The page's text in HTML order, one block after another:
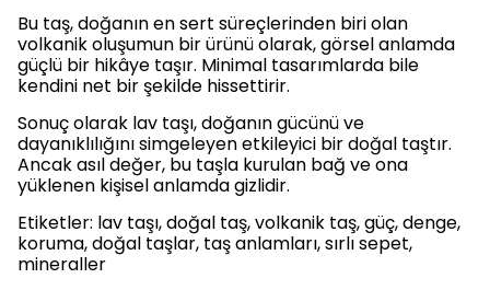
Bu taş, doğanın en sert süreçlerinden biri olan
volkanik oluşumun bir ürünü olarak, görsel anlamda
güçlü bir hikâye taşır. Minimal tasarımlarda bile
kendini net bir şekilde hissettirir.
Sonuç olarak lav taşı, doğanın gücünü ve
dayanıklılığını simgeleyen etkileyici bir doğal taştır.
Ancak asıl değer, bu taşla kurulan bağ ve ona
yüklenen kişisel anlamda gizlidir.
Etiketler: lav taşı, doğal taş, volkanik taş, güç, denge,
koruma, doğal taşlar, taş anlamları, sırlı sepet,
mineraller